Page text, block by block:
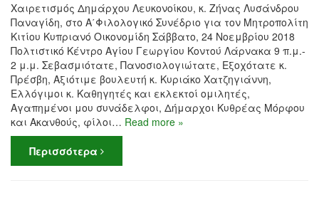
Χαιρετισμός Δημάρχου Λευκονοίκου, κ. Ζήνας Λυσάνδρου
Παναγίδη, στο Α΄Φιλολογικό Συνέδριο για τον Μητροπολίτη
Κιτίου Κυπριανό Οικονομίδη Σάββατο, 24 Νοεμβρίου 2018
Πολτιστικό Κέντρο Αγίου Γεωργίου Κοντού Λάρνακα 9 π.μ.-
2 μ.μ. Σεβασμιότατε, Πανοσιολογιώτατε, Εξοχότατε κ.
Πρέσβη, Αξιότιμε βουλευτή κ. Κυριάκο Χατζηγιάννη,
Ελλόγιμοι κ. Καθηγητές και εκλεκτοί ομιλητές,
Αγαπημένοι μου συνάδελφοι, Δήμαρχοι Κυθρέας Μόρφου
και Ακανθούς, φίλοι… Read more »
Περισσότερα